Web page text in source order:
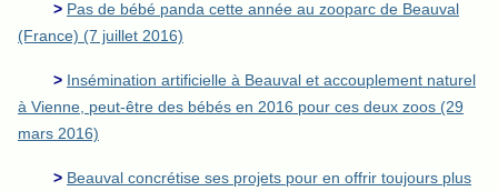
> Pas de bébé panda cette année au zooparc de Beauval
(France) (7 juillet 2016)
> Insémination artificielle à Beauval et accouplement naturel
à Vienne, peut-être des bébés en 2016 pour ces deux zoos (29
mars 2016)
> Beauval concrétise ses projets pour en offrir toujours plus